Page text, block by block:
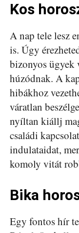
Kos
A nap tele lesz
is. Úgy
bizonyos ügyek
húzódnak. A
hibákhoz
váratlan
nyíltan kiállj
családi
indulataidat,
komoly vitát
Bika
Egy fontos hír